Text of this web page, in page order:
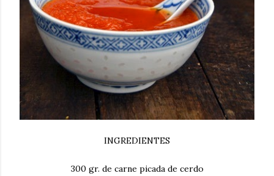
INGREDIENTES
300 gr. de carne picada de cerdo